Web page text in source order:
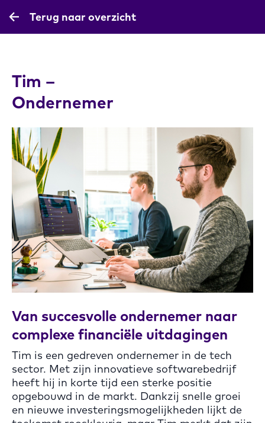
Terug naar overzicht
Tim –
Ondernemer
Van succesvolle ondernemer naar
complexe financiële uitdagingen
Tim is een gedreven ondernemer in de tech
sector. Met zijn innovatieve softwarebedrijf
heeft hij in korte tijd een sterke positie
opgebouwd in de markt. Dankzij snelle groei
en nieuwe investeringsmogelijkheden lijkt de